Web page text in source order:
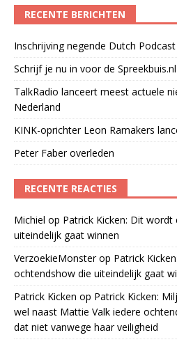
RECENTE BERICHTEN
Inschrijving negende Dutch
Schrijf je nu in voor de
TalkRadio lanceert meest actuele
Nederland
KINK-oprichter Leon Ramakers
Peter Faber overleden
RECENTE REACTIES
Michiel op Patrick Kicken: Dit
uiteindelijk gaat winnen
VerzoekieMonsterop Patrick
ochtendshow die uiteindelijk gaat
Patrick Kicken op Patrick Kicken:
wel naast Mattie Valk iedere
dat niet vanwege haar veiligheid